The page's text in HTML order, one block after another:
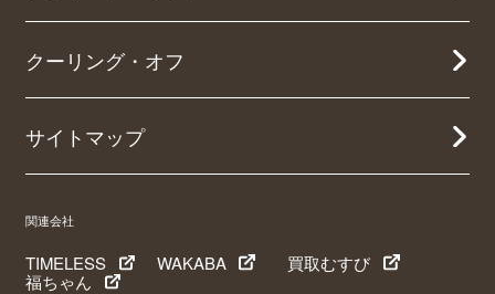
クーリング・オフ
サイトマップ
関連会社
TIMELESS WAKABA
買取むすび
福ちゃん